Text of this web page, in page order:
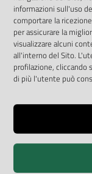
Rapporti regionali
Le Infografiche
Dispenser dati
Vai alla
Privacy
informazioni sull'uso
comportare la
per assicurare la
visualizzare alcuni
all'interno del Sito.
profilazione, cliccando
di più l'utente può